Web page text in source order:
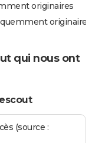
originaires
originaires
qui nous ont
(source :